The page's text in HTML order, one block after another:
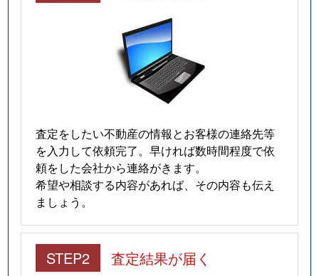
査定をしたい不動産の情報とお客様の連絡先等
を入力して依頼完了。早ければ数時間程度で依
頼をした会社から連絡がきます。
希望や相談する内容があれば、その内容も伝え
ましょう。
STEP2 査定結果が届く